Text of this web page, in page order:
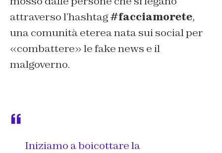
attraverso l’hashtag#facciamorete,
una comunità eterea nata sui social per
«combattere» le fake news e il
malgoverno.
Iniziamo a boicottare la